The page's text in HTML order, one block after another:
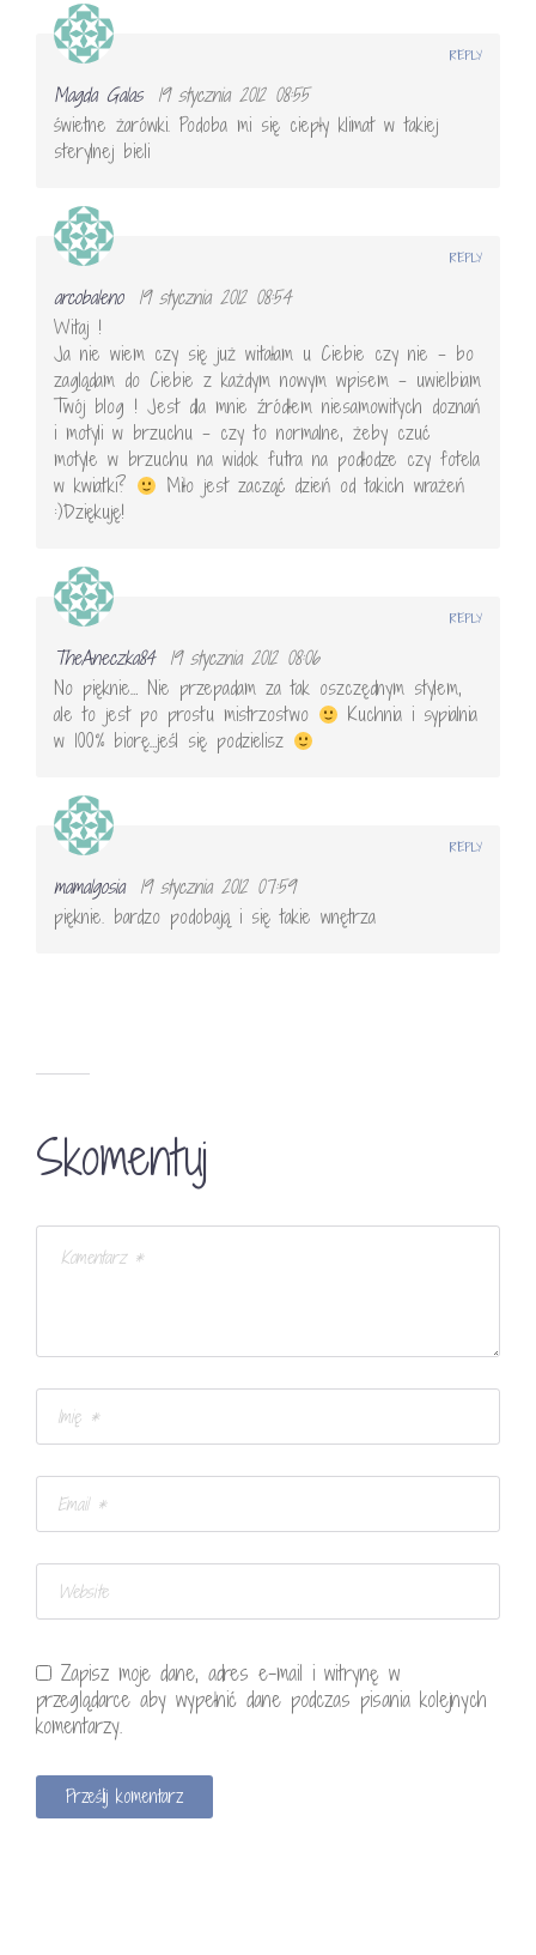
Magda Galas
19 stycznia 2012 08:55
świetne żarówki. Podoba mi się ciepły klimat w takiej
sterylnej bieli
REPLY
arcobaleno
19 stycznia 2012 08:54
Witaj !
Ja nie wiem czy się już witałam u Ciebie czy nie – bo
zaglądam do Ciebie z każdym nowym wpisem – uwielbiam
Twój blog ! Jest dla mnie źródłem niesamowitych doznań
i motyli w brzuchu – czy to normalne, żeby czuć
motyle w brzuchu na widok futra na podłodze czy fotela
w kwiatki?
Miło jest zacząć dzień od takich wrażeń
:)Dziękuję!
REPLY
TheAneczka84
19 stycznia 2012 08:06
No pięknie… Nie przepadam za tak oszczędnym stylem,
ale to jest po prostu mistrzostwo
Kuchnia i sypialnia
w 100% biorę…jeśl się podzielisz
REPLY
mamalgosia
19 stycznia 2012 07:59
pięknie. bardzo podobają i się takie wnętrza
REPLY
Skomentuj
Zapisz moje dane, adres e-mail i witrynę w
przeglądarce aby wypełnić dane podczas pisania kolejnych
komentarzy.